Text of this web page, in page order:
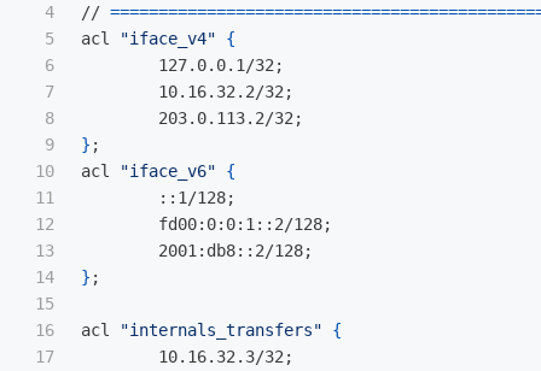
4
5
6
7
8
9
10
11
12
13
14
15
16
17
//
acl
"iface_v4"
{
	127.0.0.1/32
;
	10.16.32.2/32
;
	203.0.113.2/32
;
} ;
acl
"iface_v6"
{
	::1/128
;
	fd00:0:0:1::2/128
;
	2001:db8::2/128
;
} ;
acl "internals_transfers"
{
	10.16.32.3/32
;